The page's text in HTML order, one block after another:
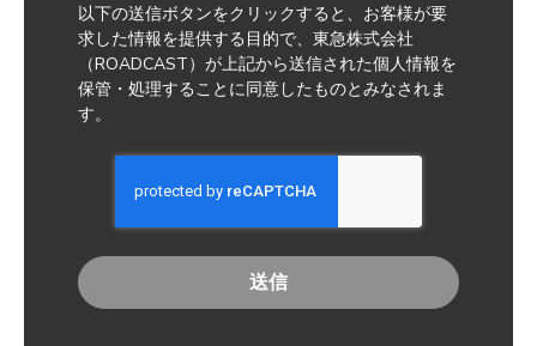
以下の送信ボタンをクリックすると、お客様が要
求した情報を提供する目的で、東急株式会社
（ROADCAST）が上記から送信された個人情報を
保管・処理することに同意したものとみなされま
す。